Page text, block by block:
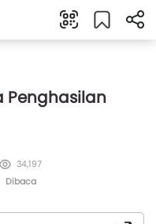
Penghasilan
34,197
Dibaca